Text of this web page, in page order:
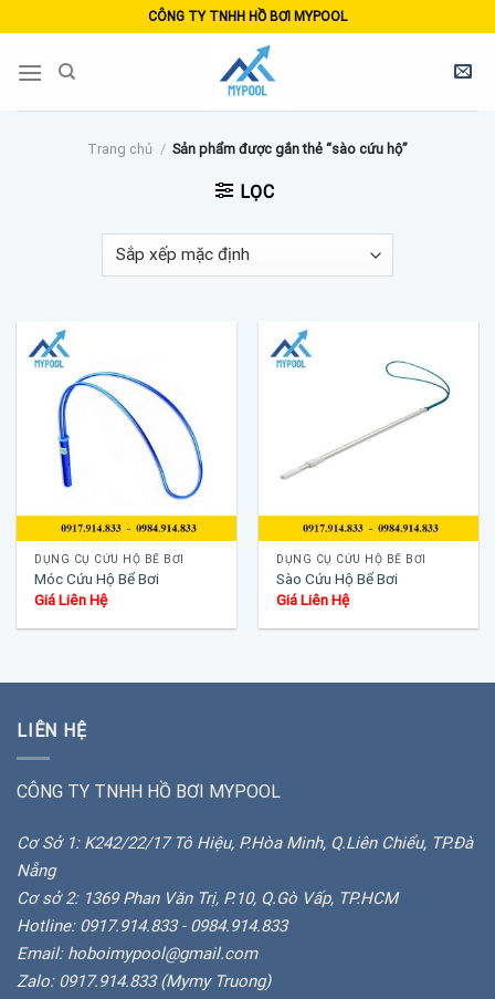
to
content
CÔNG TY TNHH HỒ BƠI MYPOOL
Trang chủ / Sản phẩm được gắn thẻ “sào cứu hộ”
LỌC
DỤNG CỤ CỨU HỘ BỂ BƠI
Móc Cứu Hộ Bể Bơi
Giá Liên Hệ
DỤNG CỤ CỨU HỘ BỂ BƠI
Sào Cứu Hộ Bể Bơi
Giá Liên Hệ
LIÊN HỆ
CÔNG TY TNHH HỒ BƠI MYPOOL
Cơ Sở 1: K242/22/17 Tô Hiệu, P.Hòa Minh, Q.Liên Chiểu, TP.Đà
Nẵng
Cơ sở 2: 1369 Phan Văn Trị, P.10, Q.Gò Vấp, TP.HCM
Hotline: 0917.914.833 - 0984.914.833
Email: hoboimypool@gmail.com
Zalo: 0917.914.833 (Mymy Truong)